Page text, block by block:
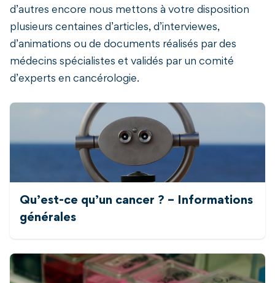
d’autres encore nous mettons à votre disposition
plusieurs centaines d’articles, d’interviewes,
d’animations ou de documents réalisés par des
médecins spécialistes et validés par un comité
d’experts en cancérologie.
Qu’est-ce qu’un cancer ? – Informations
générales